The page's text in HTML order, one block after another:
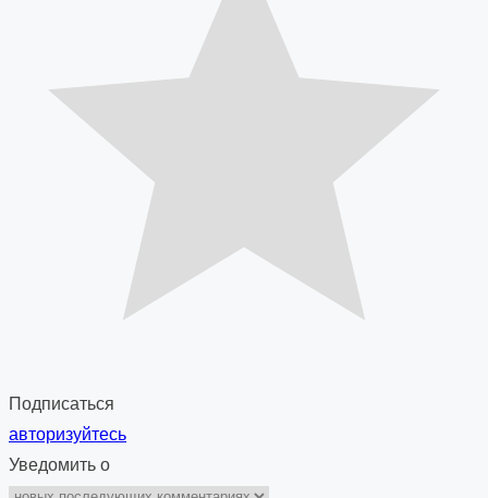
Подписаться
авторизуйтесь
Уведомить о